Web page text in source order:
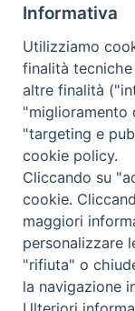
Copyright 2026
Informativa
Utilizziamo
finalità
altre finalità
"miglioramento
"targeting e
cookie policy.
Cliccando su
cookie.
maggiori
personalizzare
"rifiuta" o
la navigazione